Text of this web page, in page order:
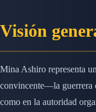
Visión
Mina Ashiro representa
convincente—la guerrera
como en la autoridad